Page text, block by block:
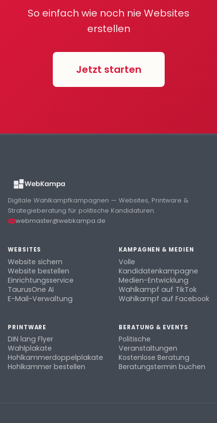
So einfach wie noch nie Websites
erstellen
Jetzt starten
Digitale Wahlkampfkampagnen — Websites, Printware &
Strategieberatung für politische Kandidaturen.
webmaster@webkampa.de
WEBSITES
Website sichern
Website bestellen
Einrichtungsservice
TaurusOne AI
E-Mail-Verwaltung
KAMPAGNEN & MEDIEN
Volle
Kandidatenkampagne
Medien-Entwicklung
Wahlkampf auf TikTok
Wahlkampf auf Facebook
PRINTWARE
DIN lang Flyer
Wahlplakate
Hohlkammerdoppelplakate
Hohlkammer bestellen
BERATUNG & EVENTS
Politische
Veranstaltungen
Kostenlose Beratung
Beratungstermin buchen